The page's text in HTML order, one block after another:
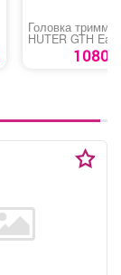
Головка
HUTER GTH Easy
1080